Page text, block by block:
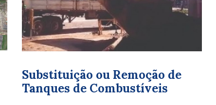
Substituição ou Remoção de
Tanques de Combustíveis